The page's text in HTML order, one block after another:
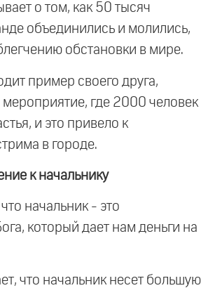
о том, как 50 тысяч
объединились и молились,
обстановки в мире.
пример своего друга,
где 2000 человек
и это привело к
в городе.
к начальнику
начальник - это
который дает нам деньги на
что начальник несет большую